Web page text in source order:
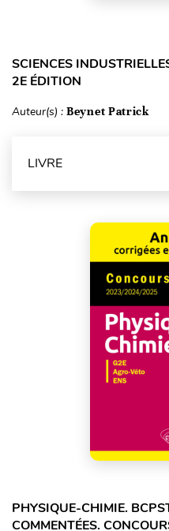
SCIENCES
2E ÉDITION
Auteur(s) : Beynet Patrick
LIVRE
PHYSIQUE-CHIMIE.
COMMENTÉES.